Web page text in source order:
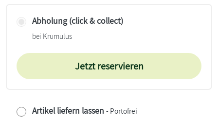
Abholung (click & collect)
bei Krumulus
Jetzt reservieren
Artikel liefern lassen - Portofrei